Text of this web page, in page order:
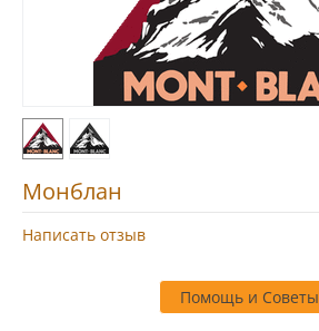
Монблан
Написать отзыв
Помощь и Советы